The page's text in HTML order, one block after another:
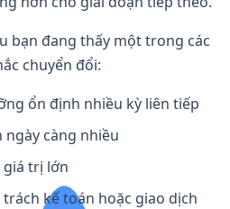
bạn đang thấy một trong các
chuyển đổi:
ổn định nhiều kỳ liên tiếp
càng nhiều
trị lớn
kế toán hoặc giao dịch